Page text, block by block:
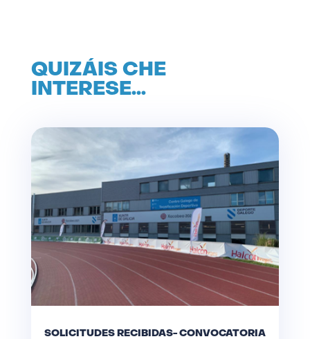
QUIZÁIS CHE
INTERESE…
SOLICITUDES RECIBIDAS- CONVOCATORIA